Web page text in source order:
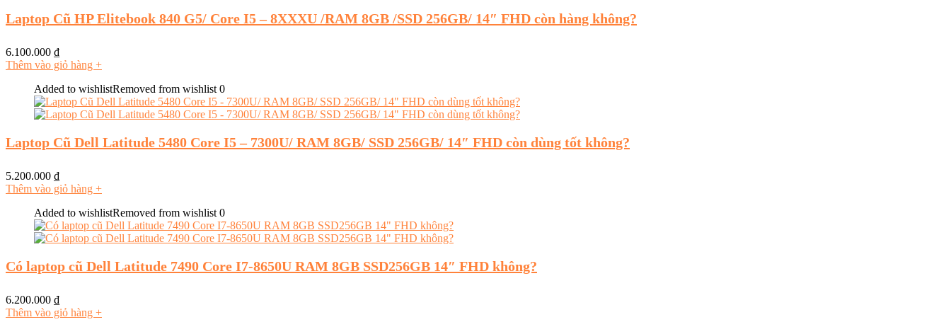
Laptop Cũ HP Elitebook 840 G5/ Core I5 – 8XXXU /RAM 8GB /SSD 256GB/ 14″ FHD còn hàng không?
6.100.000 ₫
Thêm vào giỏ hàng +
Added to wishlistRemoved from wishlist 0
Laptop Cũ Dell Latitude 5480 Core I5 – 7300U/ RAM 8GB/ SSD 256GB/ 14″ FHD còn dùng tốt không?
5.200.000 ₫
Thêm vào giỏ hàng +
Added to wishlistRemoved from wishlist 0
Có laptop cũ Dell Latitude 7490 Core I7-8650U RAM 8GB SSD256GB 14″ FHD không?
6.200.000 ₫
Thêm vào giỏ hàng +